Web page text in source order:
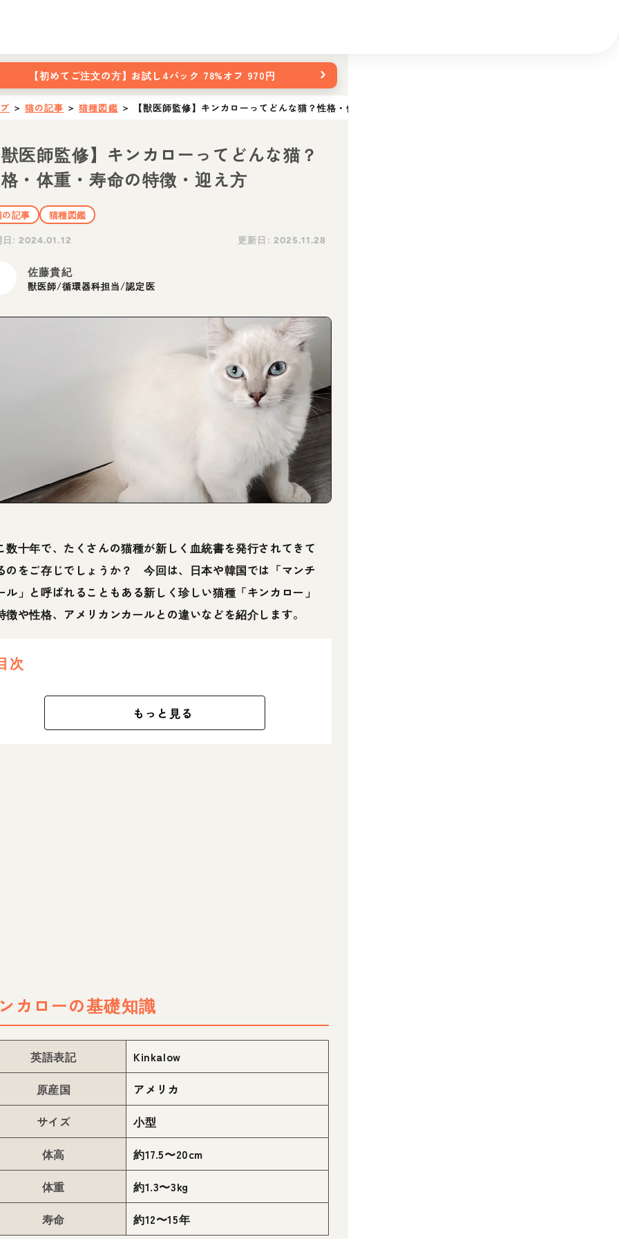
【初めてご注文の方】 お試し4パック 78%オフ 970円 ›
＞ 猫の記事 ＞ 猫種図鑑 ＞ 【獣医師監修】キンカローってどんな猫？性格・体重・寿命の特徴・迎え方
医師監修】キンカローってどんな猫？
・体重・寿命の特徴・迎え方
の記事
猫種図鑑
日:2024.01.12 更新日: 2025.11.28
佐藤貴紀
獣医師/循環器科担当/認定医
数十年で、たくさんの猫種が新しく血統書を発行されてきて
のをご存じでしょうか？ 今回は、日本や韓国では「マンチ
ル」と呼ばれることもある新しく珍しい猫種「キンカロー」
徴や性格、アメリカンカールとの違いなどを紹介します。
次
もっと見る
カローの基礎知識
英語表記
Kinkalow
原産国
アメリカ
サイズ
小型
体高
約17.5〜20cm
体重
約1.3〜3kg
寿命
約12〜15年